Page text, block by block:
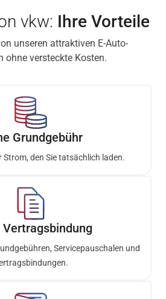
vkw: Ihre Vorteile
unseren attraktiven E-Auto-
ohne versteckte Kosten.
Grundgebühr
Strom, den Sie tatsächlich laden.
Vertragsbindung
Servicepauschalen und